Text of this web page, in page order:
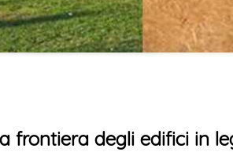
frontiera degli edifici in